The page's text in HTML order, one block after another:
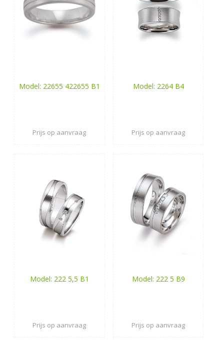
Model: 22655 422655 B1
Prijs op aanvraag
Model: 2264 B4
Prijs op aanvraag
Model: 222 5,5 B1
Prijs op aanvraag
Model: 222 5 B9
Prijs op aanvraag